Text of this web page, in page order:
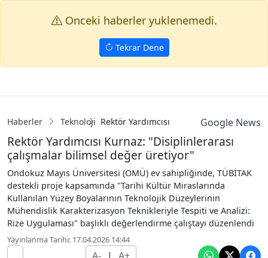
Onceki haberler yuklenemedi.
Tekrar Dene
Haberler Teknoloji Rektör Yardımcısı Kurnaz:Google News
Rektör Yardımcısı Kurnaz: "Disiplinlerarası
çalışmalar bilimsel değer üretiyor"
Ondokuz Mayıs Üniversitesi (OMÜ) ev sahipliğinde, TÜBİTAK
destekli proje kapsamında "Tarihi Kültür Miraslarında
Kullanılan Yüzey Boyalarının Teknolojik Düzeylerinin
Mühendislik Karakterizasyon Teknikleriyle Tespiti ve Analizi:
Rize Uygulaması" başlıklı değerlendirme çalıştayı düzenlendi
Yayınlanma Tarihi: 17.04.2026 14:44